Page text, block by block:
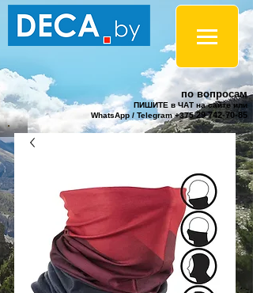
по вопросам
ПИШИТЕ в ЧАТ на сайте или
WhatsApp / Telegram +37529 742-70-85